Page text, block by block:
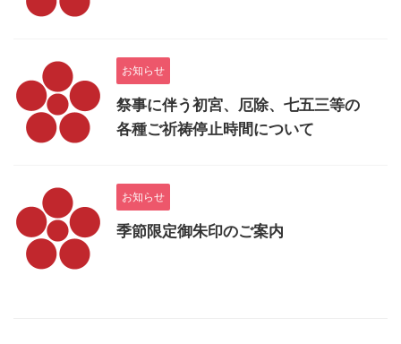
お知らせ
祭事に伴う初宮、厄除、七五三等の
各種ご祈祷停止時間について
お知らせ
季節限定御朱印のご案内